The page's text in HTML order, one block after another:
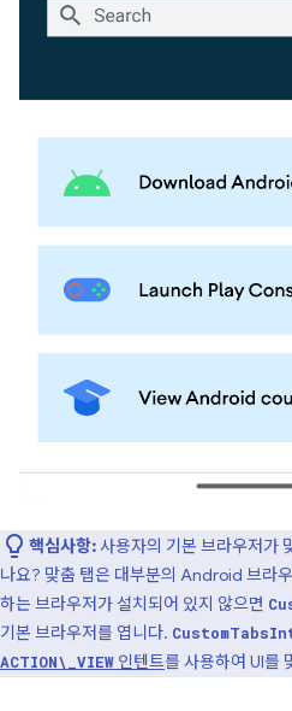
핵심사항: 사용자의 기본 브라우저가
나요? 맞춤 탭은 대부분의 Android 브라
하는 브라우저가 설치되어 있지 않으면
기본 브라우저를 엽니다.
ACTION\_VIEW 인텐트를 사용하여 UI를